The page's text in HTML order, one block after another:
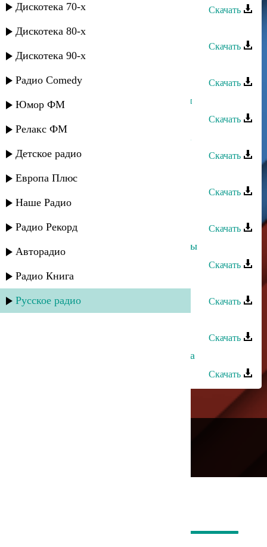
Дискотека 70-х
Дискотека 80-х
Дискотека 90-х
Радио Comedy
Юмор ФМ
Релакс ФМ
Детское радио
Европа Плюс
Наше Радио
Радио Рекорд
Авторадио
Радио Книга
Русское радио
Скачать
Султан Лагучев - Хlыбызшва
Скачать
Скачать
Султан Лагучев - Турецкий Султан
Скачать
Султан Лагучев - Любовь хулигана
Скачать
Султан - Восточная ночь
Скачать
Султан - Звезда султана
Скачать
Султан и Эльчин Кулиев - Вне игры
Скачать
Султан - Ты толко моя
Скачать
Скачать
Султан и Эльчин Кулиев - Попытка
Скачать